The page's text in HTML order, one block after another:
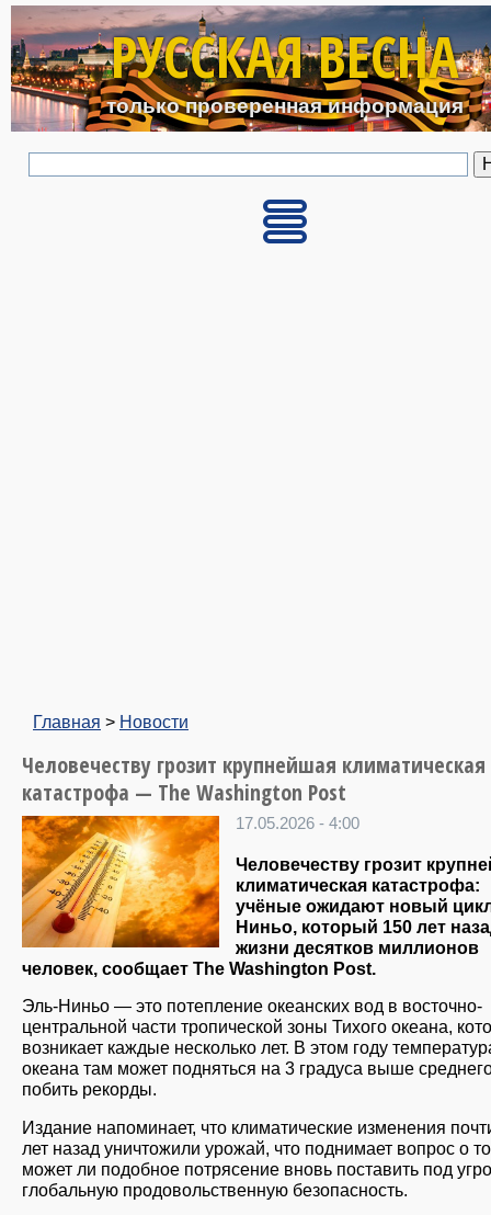
Перейти к основному
РУССКАЯ ВЕСНА
только проверенная информация
Главная > Новости
Человечеству грозит крупнейшая климатическая
катастрофа — The Washington Post
17.05.2026 - 4:00
Человечеству грозит
климатическая катастрофа:
учёные ожидают новый
Ниньо, который 150 лет
жизни десятков миллионов
человек, сообщает The Washington Post.
Эль-Ниньо — это потепление океанских вод в восточно-
центральной части тропической зоны Тихого океана,
возникает каждые несколько лет. В этом году
океана там может подняться на 3 градуса выше
побить рекорды.
Издание напоминает, что климатические изменения
лет назад уничтожили урожай, что поднимает вопрос о
может ли подобное потрясение вновь поставить под
глобальную продовольственную безопасность.